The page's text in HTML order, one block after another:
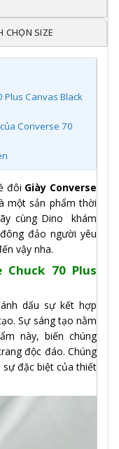
CHỌN SIZE
Plus Canvas Black
Converse 70
đôi Giày Converse
một sản phẩm thời
cùng Dino khám
đảo người yêu
vậy nha.
Chuck 70 Plus
dấu sự kết hợp
Sự sáng tạo nằm
này, biến chúng
độc đáo. Chúng
sự đặc biệt của thiết